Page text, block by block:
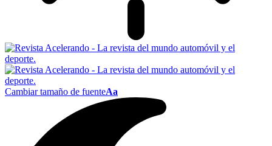
Cambiar tamaño de fuenteAa